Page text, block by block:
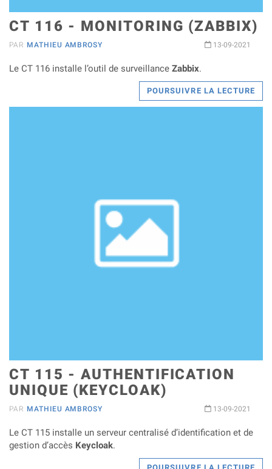
CT 116 - MONITORING (ZABBIX)
PAR MATHIEU AMBROSY 13-09-2021
Le CT 116 installe l’outil de surveillance Zabbix.
POURSUIVRE LA LECTURE
CT 115 - AUTHENTIFICATION
UNIQUE (KEYCLOAK)
PAR MATHIEU AMBROSY 13-09-2021
Le CT 115 installe un serveur centralisé d’identification et de
gestion d’accès Keycloak.